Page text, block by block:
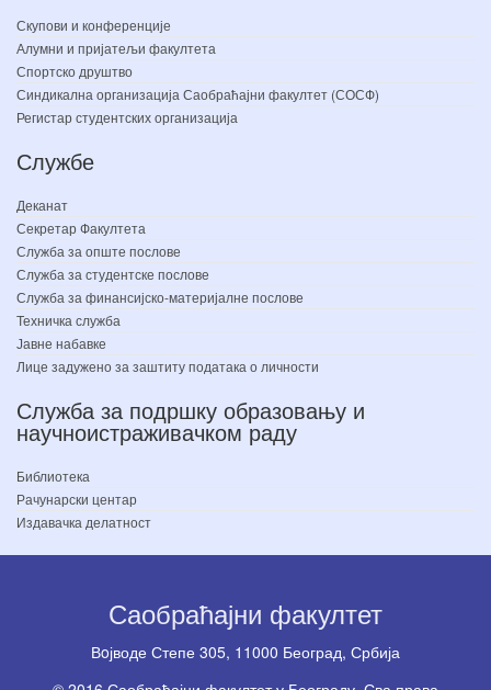
Скупови и конференције
Алумни и пријатељи факултета
Спортско друштво
Синдикална организација Саобраћајни факултет (СОСФ)
Регистар студентских организација
Службе
Деканат
Секретар Факултета
Служба за опште послове
Служба за студентске послове
Служба за финансијско-материјалне послове
Техничка служба
Јавне набавке
Лице задужено за заштиту података о личности
Служба за подршку образовању и
научноистраживачком раду
Библиотека
Рачунарски центар
Издавачка делатност
Саобраћајни факултет
Вoјводе Степе 305, 11000 Београд, Србија